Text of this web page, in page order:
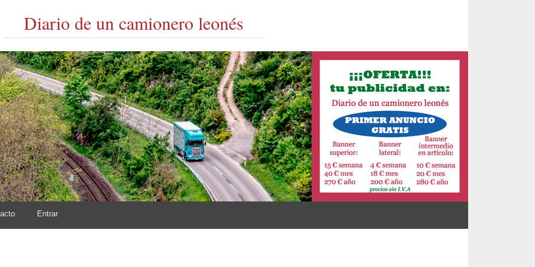
Diario de un camionero leonés
Entrar